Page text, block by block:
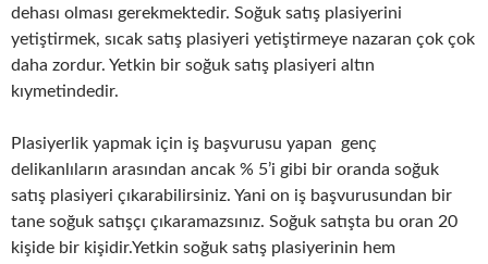
dehası olması gerekmektedir. Soğuk satış plasiyerini
yetiştirmek, sıcak satış plasiyeri yetiştirmeye nazaran çok çok
daha zordur. Yetkin bir soğuk satış plasiyeri altın
kıymetindedir.
Plasiyerlik yapmak için iş başvurusu yapan genç
delikanlıların arasından ancak % 5’i gibi bir oranda soğuk
satış plasiyeri çıkarabilirsiniz. Yani on iş başvurusundan bir
tane soğuk satışçı çıkaramazsınız. Soğuk satışta bu oran 20
kişide bir kişidir.Yetkin soğuk satış plasiyerinin hem